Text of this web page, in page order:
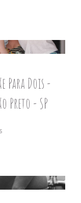
Para Dois -
Preto - SP